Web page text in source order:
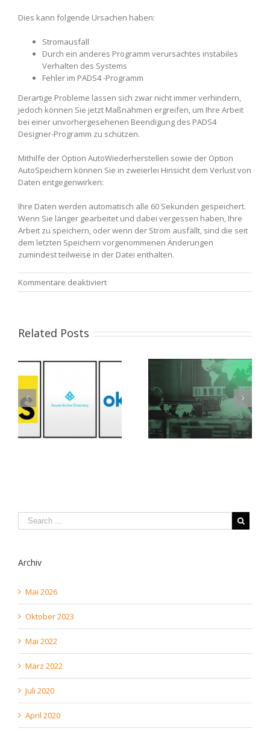
Dies kann folgende Ursachen haben:
Stromausfall
Durch ein anderes Programm verursachtes instabiles
Verhalten des Systems
Fehler im PADS4 -Programm
Derartige Probleme lassen sich zwar nicht immer verhindern,
jedoch können Sie jetzt Maßnahmen ergreifen, um Ihre Arbeit
bei einer unvorhergesehenen Beendigung des PADS4
Designer-Programm zu schützen.
Mithilfe der Option AutoWiederherstellen sowie der Option
AutoSpeichern können Sie in zweierlei Hinsicht dem Verlust von
Daten entgegenwirken:
Ihre Daten werden automatisch alle 60 Sekunden gespeichert.
Wenn Sie länger gearbeitet und dabei vergessen haben, Ihre
Arbeit zu speichern, oder wenn der Strom ausfällt, sind die seit
dem letzten Speichern vorgenommenen Änderungen
zumindest teilweise in der Datei enthalten.
Kommentare deaktiviertfür
Automatisches
Wiederherstellen
Related Posts
Archiv
Mai 2026
Oktober 2023
Mai 2022
März 2022
Juli 2020
April 2020